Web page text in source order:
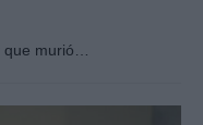
murió…